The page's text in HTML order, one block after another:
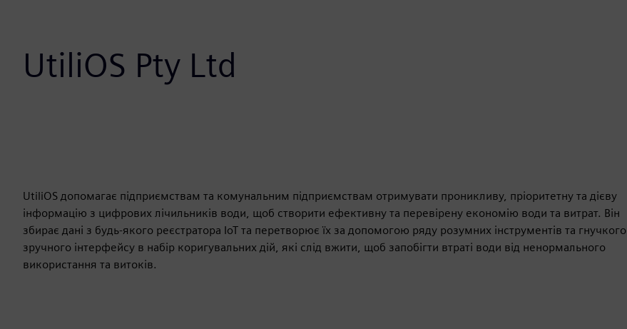
UtiliOS Pty Ltd
UtiliOS допомагає підприємствам та комунальним підприємствам отримувати проникливу, пріоритетну та дієву
інформацію з цифрових лічильників води, щоб створити ефективну та перевірену економію води та витрат. Він
збирає дані з будь-якого реєстратора IoT та перетворює їх за допомогою ряду розумних інструментів та гнучкого
зручного інтерфейсу в набір коригувальних дій, які слід вжити, щоб запобігти втраті води від ненормального
використання та витоків.